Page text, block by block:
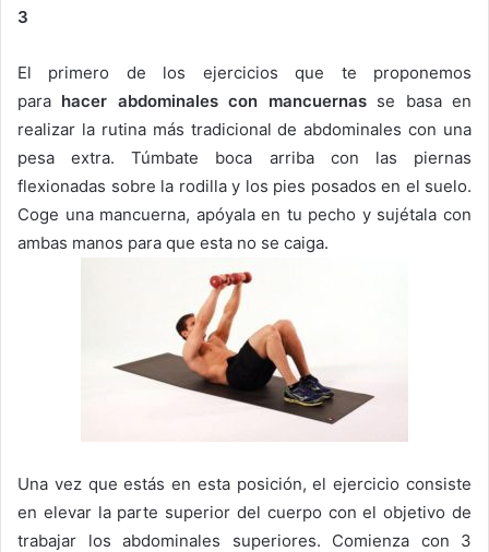
3
El primero de los ejercicios que te proponemos
para hacer abdominales con mancuernasse basa en
realizar la rutina más tradicional de abdominales con una
pesa extra. Túmbate boca arriba con las piernas
flexionadas sobre la rodilla y los pies posados en el suelo.
Coge una mancuerna, apóyala en tu pecho y sujétala con
ambas manos para que esta no se caiga.
Una vez que estás en esta posición, el ejercicio consiste
en elevar la parte superior del cuerpo con el objetivo de
trabajar los abdominales superiores. Comienza con 3